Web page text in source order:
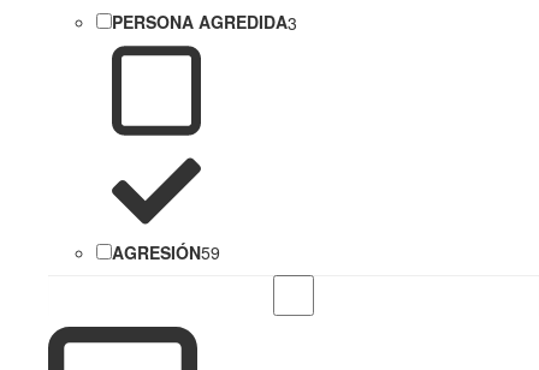
PERSONA AGREDIDA3
AGRESIÓN59